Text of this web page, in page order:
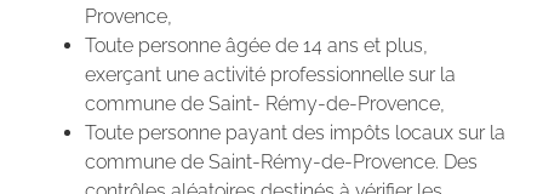
Provence,
Toute personne âgée de 14 ans et plus,
exerçant une activité professionnelle sur la
commune de Saint- Rémy-de-Provence,
Toute personne payant des impôts locaux sur la
commune de Saint-Rémy-de-Provence. Des